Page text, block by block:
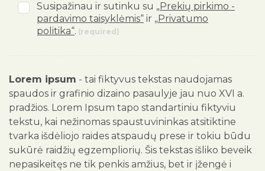
Susipažinau ir sutinku su „Prekių pirkimo -
pardavimo taisyklėmis“ ir „Privatumo
politika“. (required)
Lorem ipsum - tai fiktyvus tekstas naudojamas
spaudos ir grafinio dizaino pasaulyje jau nuo XVI a.
pradžios. Lorem Ipsum tapo standartiniu fiktyviu
tekstu, kai nežinomas spaustuvininkas atsitiktine
tvarka išdėliojo raides atspaudų prese ir tokiu būdu
sukūrė raidžių egzempliorių. Šis tekstas išliko beveik
nepasikeitęs ne tik penkis amžius, bet ir įžengė i